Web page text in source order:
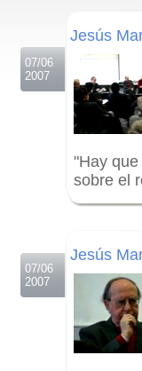
07/06
2007
Jesús
"Hay
sobre el
07/06
2007
Jesús